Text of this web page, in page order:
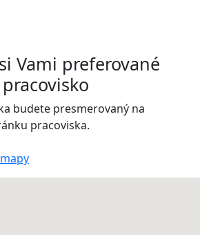
Vami preferované
pracovisko
budete presmerovaný na
pracoviska.